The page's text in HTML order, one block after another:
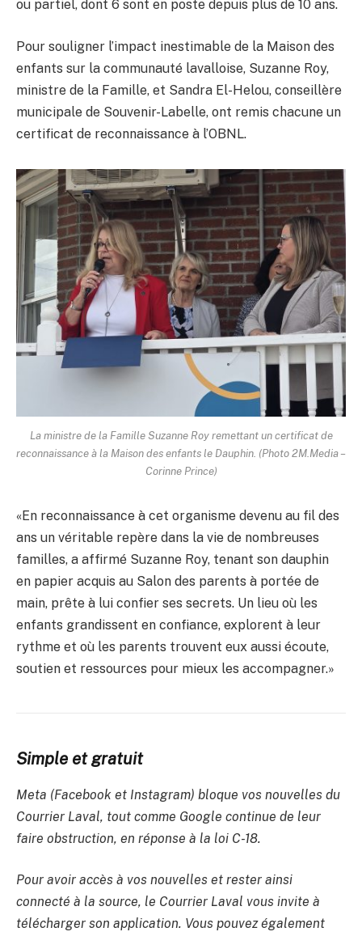
ou partiel, dont 6 sont en poste depuis plus de 10 ans.
Pour souligner l’impact inestimable de la Maison des
enfants sur la communauté lavalloise, Suzanne Roy,
ministre de la Famille, et Sandra El-Helou, conseillère
municipale de Souvenir-Labelle, ont remis chacune un
certificat de reconnaissance à l’OBNL.
La ministre de la Famille Suzanne Roy remettant un certificat de
reconnaissance à la Maison des enfants le Dauphin. (Photo 2M.Media –
Corinne Prince)
«En reconnaissance à cet organisme devenu au fil des
ans un véritable repère dans la vie de nombreuses
familles, a affirmé Suzanne Roy, tenant son dauphin
en papier acquis au Salon des parents à portée de
main, prête à lui confier ses secrets. Un lieu où les
enfants grandissent en confiance, explorent à leur
rythme et où les parents trouvent eux aussi écoute,
soutien et ressources pour mieux les accompagner.»
Simple et gratuit
Meta (Facebook et Instagram) bloque vos nouvelles du
Courrier Laval, tout comme Google continue de leur
faire obstruction, en réponse à la loi C-18.
Pour avoir accès à vos nouvelles et rester ainsi
connecté à la source, le Courrier Laval vous invite à
télécharger son application. Vous pouvez également